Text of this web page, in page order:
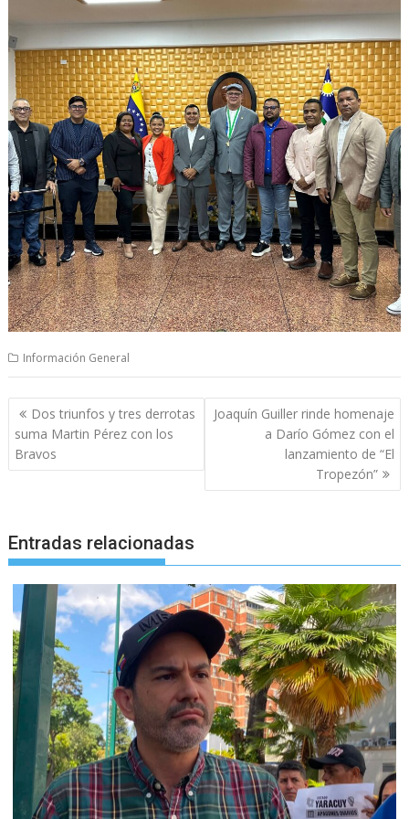
Información General
Navegación
de
entradas
Dos triunfos y tres derrotas
suma Martin Pérez con los
Bravos
Joaquín Guiller rinde homenaje
a Darío Gómez con el
lanzamiento de “El
Tropezón”
Entradas relacionadas